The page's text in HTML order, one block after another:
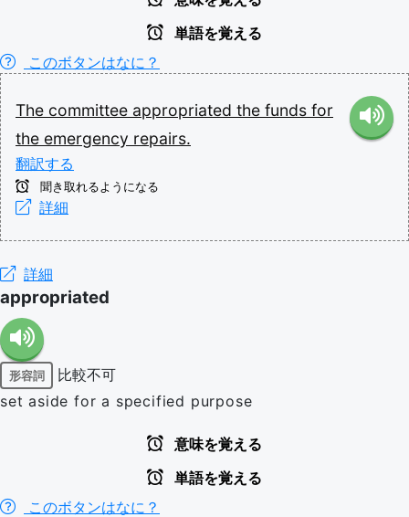
単語を覚える
このボタンはなに？
The committee appropriated the funds for
the emergency repairs.
翻訳する
聞き取れるようになる
詳細
詳細
appropriated
形容詞
比較不可
set aside for a specified purpose
意味を覚える
単語を覚える
このボタンはなに？